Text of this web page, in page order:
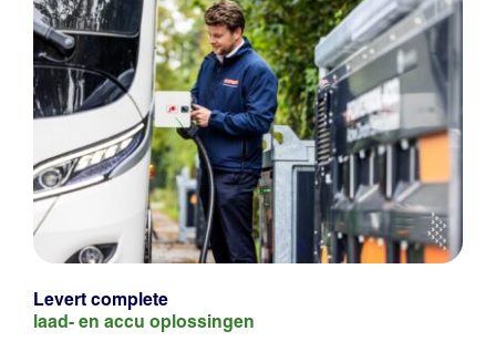
Levert complete
laad- en accu oplossingen